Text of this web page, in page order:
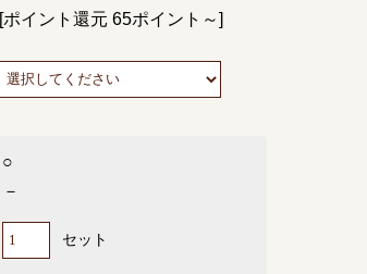
[ポイント還元 65ポイント～]
○
－
セット